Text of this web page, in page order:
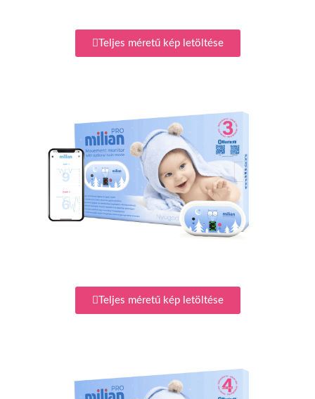
Teljes méretű kép letöltése
Teljes méretű kép letöltése